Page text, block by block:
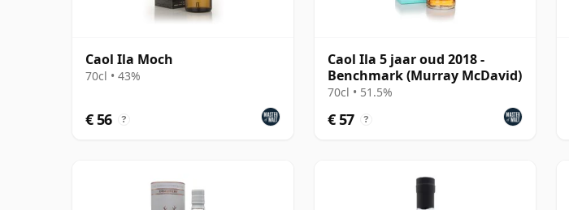
Caol Ila Moch
70cl • 43%
€ 56 ?
Caol Ila 5 jaar oud 2018 -
Benchmark (Murray McDavid)
70cl • 51.5%
€ 57 ?